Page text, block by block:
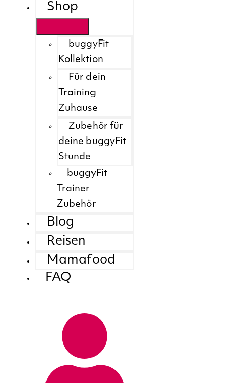
Shop
buggyFit
Kollektion
Für dein
Training
Zuhause
Zubehör für
deine buggyFit
Stunde
buggyFit
Trainer
Zubehör
Blog
Reisen
Mamafood
FAQ